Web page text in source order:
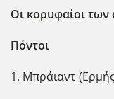
Οι κορυφαίοι των
Πόντοι
1. Μπράιαντ